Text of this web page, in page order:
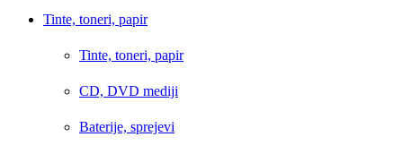
Tinte, toneri, papir
Tinte, toneri, papir
CD, DVD mediji
Baterije, sprejevi